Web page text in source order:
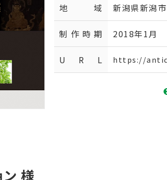
地域 新潟県新潟市
制作時期 2018年1月
U R L https://
様